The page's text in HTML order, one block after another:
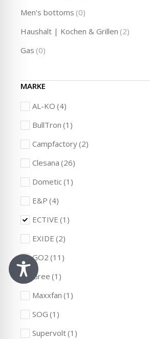
Men's bottoms (0)
Haushalt | Kochen & Grillen (2)
Gas (0)
MARKE
AL-KO (4)
BullTron (1)
Campfactory(2)
Clesana (26)
Dometic(1)
E&P (4)
ECTIVE (1)
EXIDE (2)
GO2 (11)
Gree (1)
Maxxfan (1)
SOG (1)
Supervolt(1)